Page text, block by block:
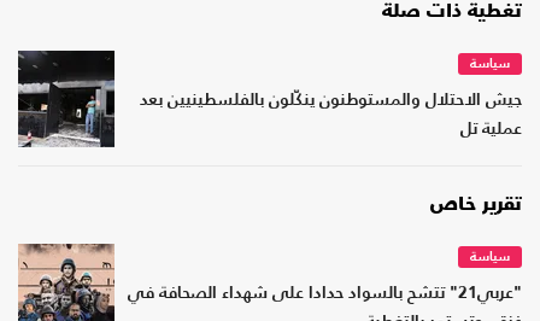
تغطية ذات صلة
سياسة
جيش الاحتلال والمستوطنون ينكّلون بالفلسطينيين بعد
عملية تل
تقرير خاص
سياسة
"عربي21" تتشح بالسواد حدادا على شهداء الصحافة في